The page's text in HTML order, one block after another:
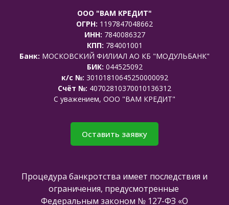
ООО "ВАМ КРЕДИТ"
ОГРН: 1197847048662
ИНН: 7840086327
КПП: 784001001
Банк: МОСКОВСКИЙ ФИЛИАЛ АО КБ "МОДУЛЬБАНК"
БИК: 044525092
к/с №: 30101810645250000092
Счёт №: 40702810370010136312
C уважением, ООО "ВАМ КРЕДИТ"
Оставить заявку
Процедура банкротства имеет последствия и
ограничения, предусмотренные
Федеральным законом № 127-ФЗ «О